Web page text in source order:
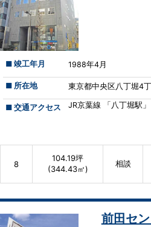
■ 竣工年月 1988年4月
■ 所在地 東京都中央区八丁堀4
■ 交通アクセス JR京葉線 「八丁堀駅
8
104.19坪
(344.43㎡)
相談
前田セ